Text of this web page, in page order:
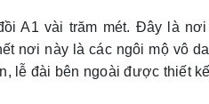
A1 vài trăm mét. Đây là
nơi này là các ngôi mộ vô
lễ đài bên ngoài được thiết